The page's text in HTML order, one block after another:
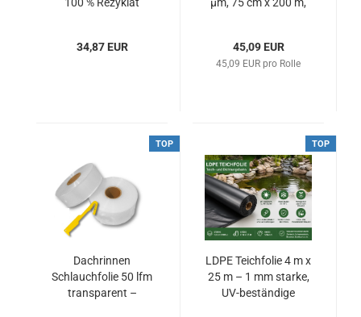
34,87 EUR
45,09 EUR
45,09 EUR pro Rolle
TOP
Dachrinnen
Schlauchfolie 50 lfm
transparent –
TOP
LDPE Teichfolie 4 m x
25 m – 1 mm starke,
UV-beständige